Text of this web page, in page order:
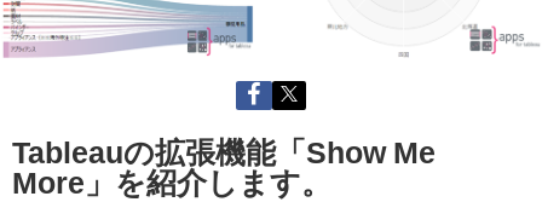
Tableauの拡張機能「Show Me
More」を紹介します。